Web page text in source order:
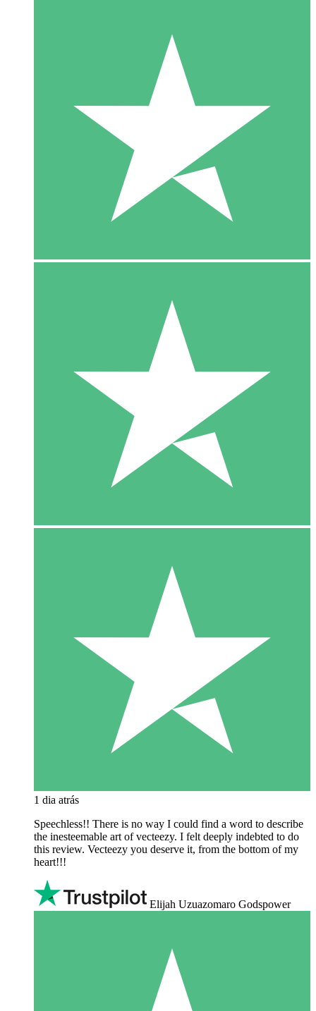
1 dia atrás
Speechless!! There is no way I could find a word to describe
the inesteemable art of vecteezy. I felt deeply indebted to do
this review. Vecteezy you deserve it, from the bottom of my
heart!!!
Elijah Uzuazomaro Godspower